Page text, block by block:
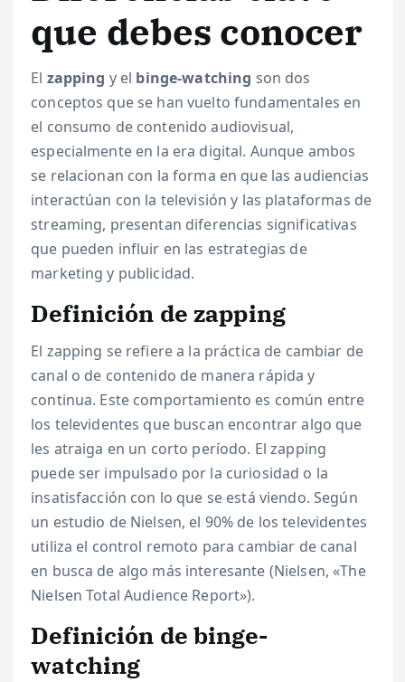
que debes conocer
El zapping y el binge-watching son dos
conceptos que se han vuelto fundamentales en
el consumo de contenido audiovisual,
especialmente en la era digital. Aunque ambos
se relacionan con la forma en que las audiencias
interactúan con la televisión y las plataformas de
streaming, presentan diferencias significativas
que pueden influir en las estrategias de
marketing y publicidad.
Definición de zapping
El zapping se refiere a la práctica de cambiar de
canal o de contenido de manera rápida y
continua. Este comportamiento es común entre
los televidentes que buscan encontrar algo que
les atraiga en un corto período. El zapping
puede ser impulsado por la curiosidad o la
insatisfacción con lo que se está viendo. Según
un estudio de Nielsen, el 90% de los televidentes
utiliza el control remoto para cambiar de canal
en busca de algo más interesante (Nielsen, «The
Nielsen Total Audience Report»).
Definición de binge-
watching